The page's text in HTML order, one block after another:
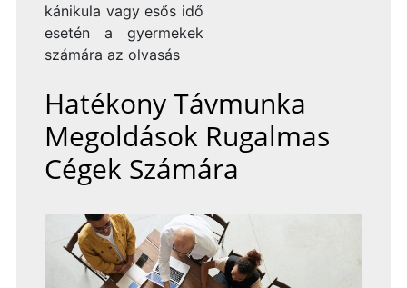
kánikula vagy esős idő
esetén a gyermekek
számára az olvasás
Hatékony Távmunka
Megoldások Rugalmas
Cégek Számára